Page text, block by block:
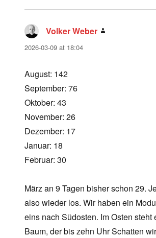
Volker Weber
2026-03-09 at 18:04
August: 142
September: 76
Oktober: 43
November: 26
Dezember: 17
Januar: 18
Februar: 30
März an 9 Tagen bisher schon 29.
also wieder los. Wir haben ein
eins nach Südosten. Im Osten steht
Baum, der bis zehn Uhr Schatten